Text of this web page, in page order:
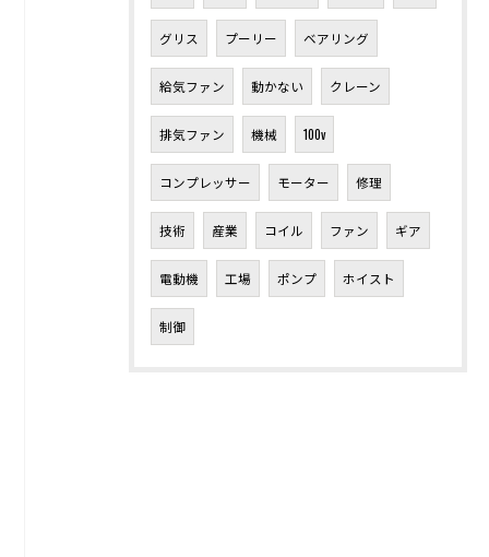
グリス プーリー ベアリング
給気ファン 動かない クレーン
排気ファン 機械 100v
コンプレッサー モーター 修理
技術 産業 コイル ファン ギア
電動機 工場 ポンプ ホイスト
制御